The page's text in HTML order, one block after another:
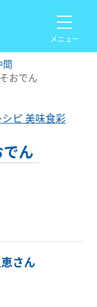
メニュー
間
おでん
シピ 美味食彩
ん
さん